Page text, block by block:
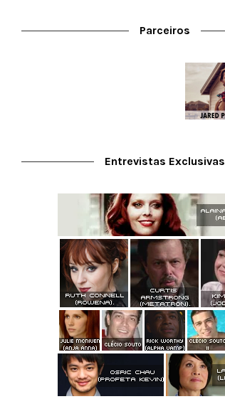
Parceiros
Entrevistas Exclusivas